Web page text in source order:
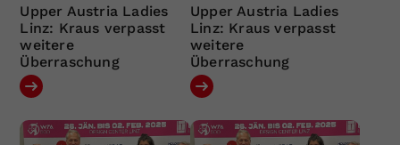
Upper Austria Ladies
Linz: Kraus verpasst
weitere
Überraschung
Upper Austria Ladies
Linz: Kraus verpasst
weitere
Überraschung